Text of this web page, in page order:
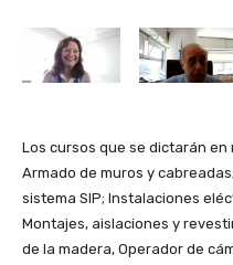
Los cursos que se dictarán
Armado de muros y
sistema SIP; Instalaciones
Montajes, aislaciones y
de la madera, Operador de